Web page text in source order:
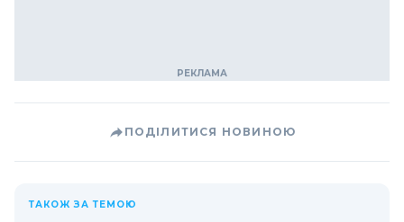
ПОДІЛИТИСЯ НОВИНОЮ
ТАКОЖ ЗА ТЕМОЮ